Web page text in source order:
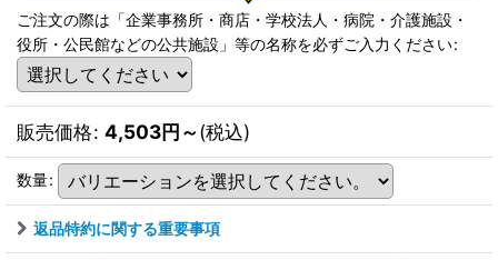
ご注文の際は「企業事務所・商店・学校法人・病院・介護施設・
役所・公民館などの公共施設」等の名称を必ずご入力ください:
販売価格: 4,503円～(税込)
数量:
返品特約に関する重要事項